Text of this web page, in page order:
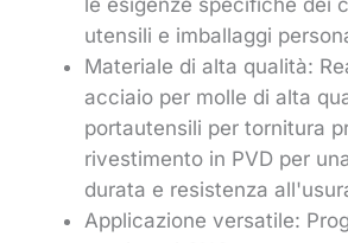
utensili e imballaggi
Materiale di alta qualità:
acciaio per molle di alta
portautensili per tornitura
rivestimento in PVD per
durata e resistenza
Applicazione versatile: